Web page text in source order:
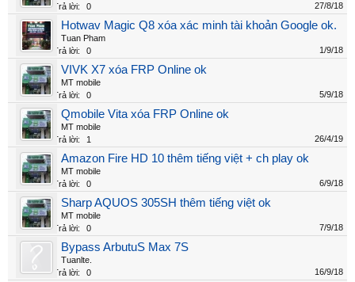
Trả lời:
0 27/8/18
Hotwav Magic Q8 xóa xác minh tài khoản Google ok.
Tuan Pham
Trả lời:
0 1/9/18
VIVK X7 xóa FRP Online ok
MT mobile
Trả lời:
0 5/9/18
Qmobile Vita xóa FRP Online ok
MT mobile
Trả lời:
1 26/4/19
Amazon Fire HD 10 thêm tiếng việt + ch play ok
MT mobile
Trả lời:
0 6/9/18
Sharp AQUOS 305SH thêm tiếng việt ok
MT mobile
Trả lời:
0 7/9/18
Bypass ArbutuS Max 7S
Tuanlte.
Trả lời:
0 16/9/18